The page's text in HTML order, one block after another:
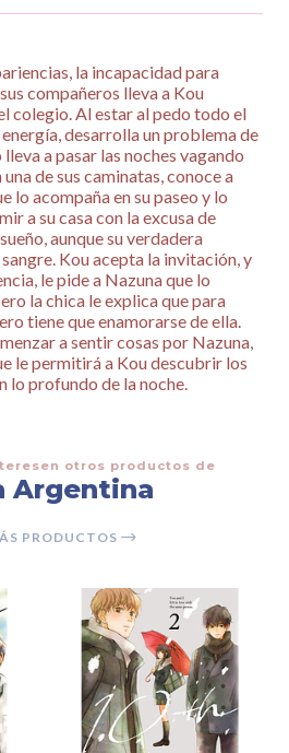
la incapacidad para
compañeros lleva a Kou
colegio. Al estar al pedo todo el
desarrolla un problema de
a pasar las noches vagando
de sus caminatas, conoce a
lo acompaña en su paseo y lo
a su casa con la excusa de
aunque su verdadera
Kou acepta la invitación, y
le pide a Nazuna que lo
la chica le explica que para
tiene que enamorarse de ella.
a sentir cosas por Nazuna,
le permitirá a Kou descubrir los
lo profundo de la noche.
otros productos de
Argentina
PRODUCTOS